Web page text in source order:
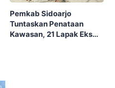
Pemkab Sidoarjo
Tuntaskan Penataan
Kawasan, 21 Lapak Eks